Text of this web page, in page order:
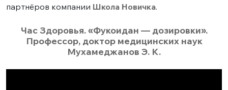
партнёров компании Школа Новичка.
Час Здоровья. «Фукоидан — дозировки».
Профессор, доктор медицинских наук
Мухамеджанов Э. К.